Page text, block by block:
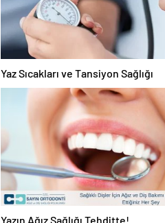
Yaz Sıcakları ve Tansiyon Sağlığı
Yazın Ağız Sağlığı Tehditte!